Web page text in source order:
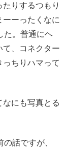
りするつもり
ーったくなに
た。普通にヘ
て、コネクター
ちりハマって
にも写真とる
話ですが、